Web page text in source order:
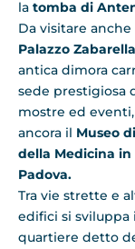
la tomba di
Da visitare anche
Palazzo Zabarella
antica dimora
sede prestigiosa
mostre ed
ancora il Museo
della Medicina in
Padova.
Tra vie strette e
edifici si sviluppa
quartiere detto